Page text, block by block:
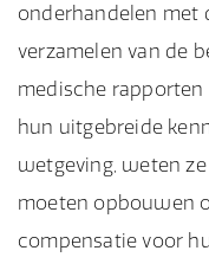
onderhandelen met
verzamelen van de
medische rapporten
hun uitgebreide
wetgeving, weten
moeten opbouwen
compensatie voor